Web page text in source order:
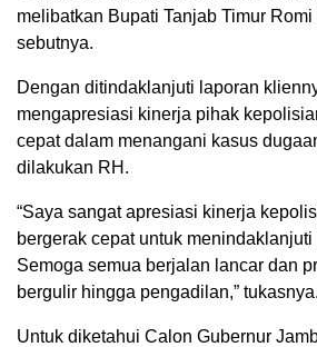
melibatkan Bupati Tanjab Timur Romi
sebutnya.
Dengan ditindaklanjuti laporan
mengapresiasi kinerja pihak
cepat dalam menangani kasus
dilakukan RH.
“Saya sangat apresiasi kinerja
bergerak cepat untuk
Semoga semua berjalan lancar dan
bergulir hingga pengadilan,” tukasnya.
Untuk diketahui Calon Gubernur